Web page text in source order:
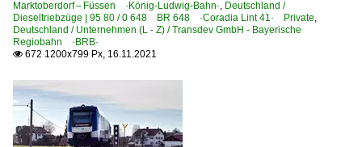
Schweiz
Unternehmen | EVU
Marktoberdorf – Füssen ·König-Ludwig-Bahn·, Deutschland /
Dieseltriebzüge | 95 80 / 0 648 BR 648 ·Coradia Lint 41· Private,
Deutschland / Unternehmen (L - Z) / Transdev GmbH - Bayerische
Regiobahn ·BRB·
 672 1200x799 Px, 16.11.2021